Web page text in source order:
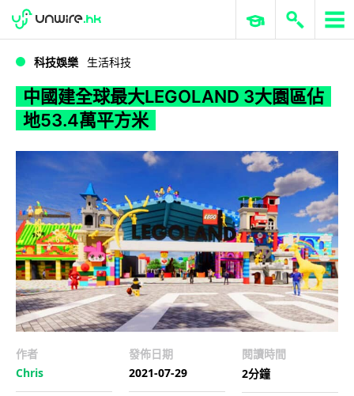
WWDC 2026 ERP 與商業 AI
科技娛樂 生活科技
中國建全球最大LEGOLAND 3大園區佔
地53.4萬平方米
作者
Chris
發佈日期
2021-07-29
閱讀時間
2分鐘